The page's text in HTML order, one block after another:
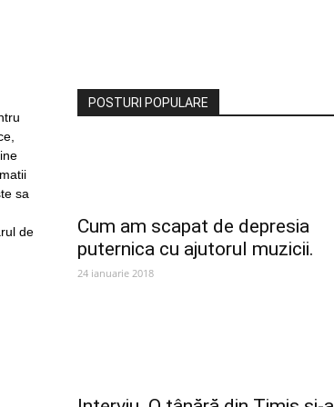
sa
de
POSTURI POPULARE
Cum am scapat de depresia
puternica cu ajutorul muzicii.
24 ianuarie 2018